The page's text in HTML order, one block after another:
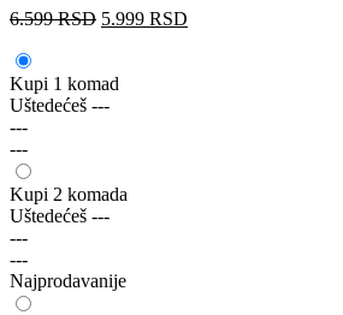
6.599RSD 5.999 RSD
Kupi 1 komad
Uštedećeš ---
---
---
Kupi 2 komada
Uštedećeš ---
---
---
Najprodavanije